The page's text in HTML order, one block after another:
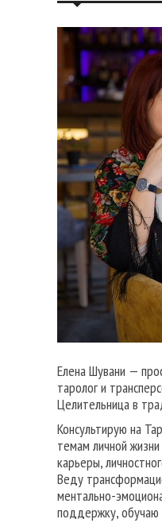
Елена Шувани —
таролог и
Целительница в
Консультирую на
темам личной
карьеры,
Веду
ментально-
поддержку, обучаю